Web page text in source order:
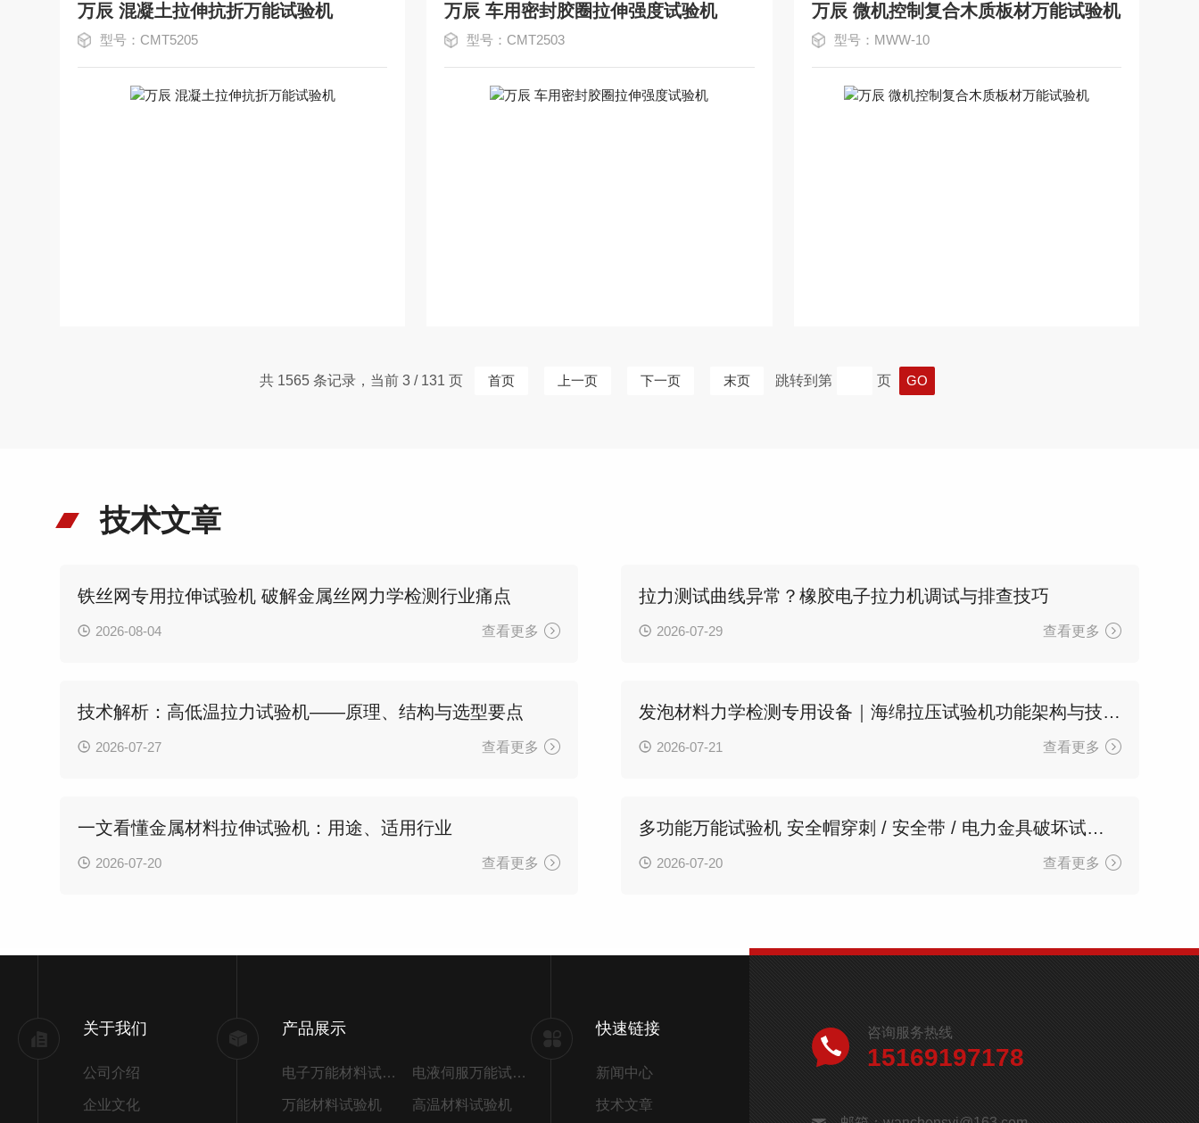
万辰 混凝土拉伸抗折万能试验机
型号：CMT5205
万辰 车用密封胶圈拉伸强度试验机
型号：CMT2503
万辰 微机控制复合木质板材万能试验机
型号：MWW-10
共 1565 条记录，当前 3 / 131 页 首页 上一页 下一页 末页 跳转到第 页
技术文章
铁丝网专用拉伸试验机 破解金属丝网力学检测行业痛点
2026-08-04 查看更多
拉力测试曲线异常？橡胶电子拉力机调试与排查技巧
2026-07-29 查看更多
技术解析：高低温拉力试验机——原理、结构与选型要点
2026-07-27 查看更多
发泡材料力学检测专用设备｜海绵拉压试验机功能架构与技术指标说明
2026-07-21 查看更多
一文看懂金属材料拉伸试验机：用途、适用行业
2026-07-20 查看更多
多功能万能试验机 安全帽穿刺 / 安全带 / 电力金具破坏试验设备
2026-07-20 查看更多
关于我们
公司介绍
企业文化
产品展示
电子万能材料试验机 电液伺服万能试验机
万能材料试验机 高温材料试验机
快速链接
新闻中心
技术文章
咨询服务热线
15169197178